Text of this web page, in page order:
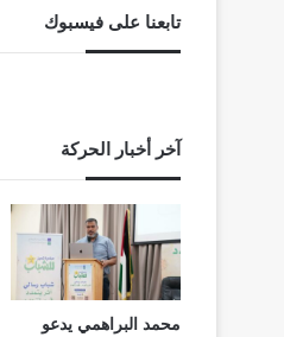
تابعنا على فيسبوك
آخر أخبار الحركة
محمد البراهمي يدعو